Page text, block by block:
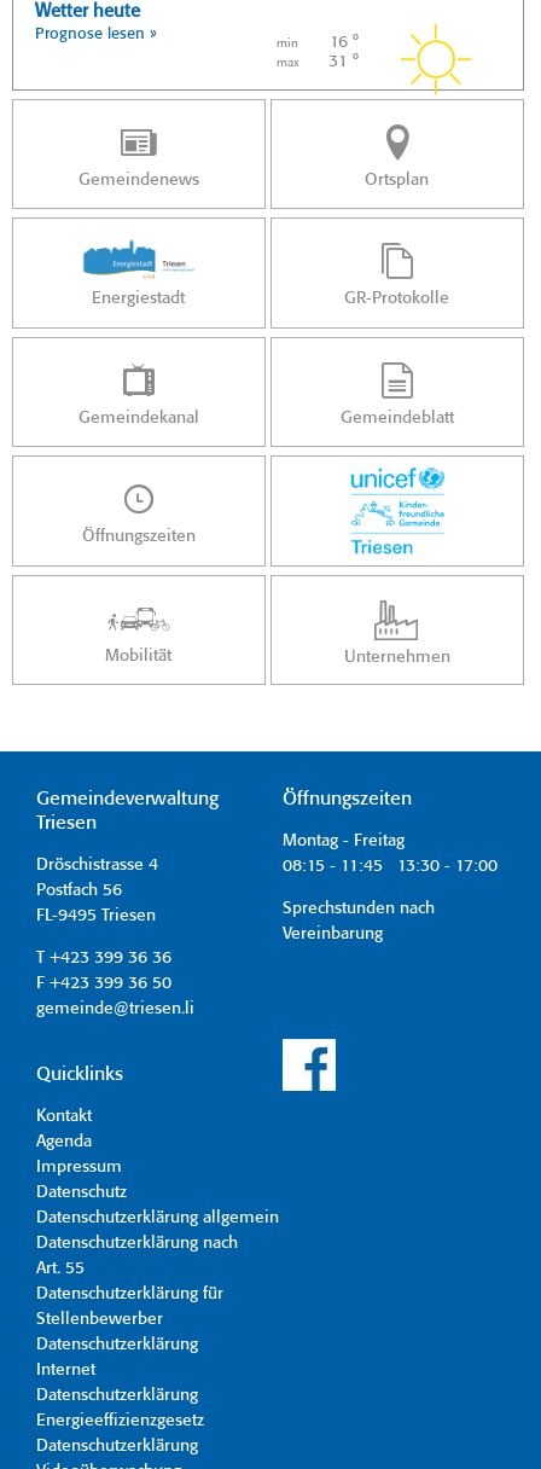
Wetter heute
Prognose lesen »
min 16 °
max 31 °
Gemeindenews Ortsplan
Energiestadt GR-Protokolle
Gemeindekanal Gemeindeblatt
Öffnungszeiten
Mobilität Unternehmen
Gemeindeverwaltung
Triesen
Dröschistrasse 4
Postfach 56
FL-9495 Triesen
T +423 399 36 36
F +423 399 36 50
gemeinde@triesen.li
Öffnungszeiten
Montag - Freitag
08:15 - 11:45 13:30 - 17:00
Sprechstunden nach
Vereinbarung
Quicklinks
Kontakt
Agenda
Impressum
Datenschutz
Datenschutzerklärung allgemein
Datenschutzerklärung nach
Art. 55
Datenschutzerklärung für
Stellenbewerber
Datenschutzerklärung
Internet
Datenschutzerklärung
Energieeffizienzgesetz
Datenschutzerklärung